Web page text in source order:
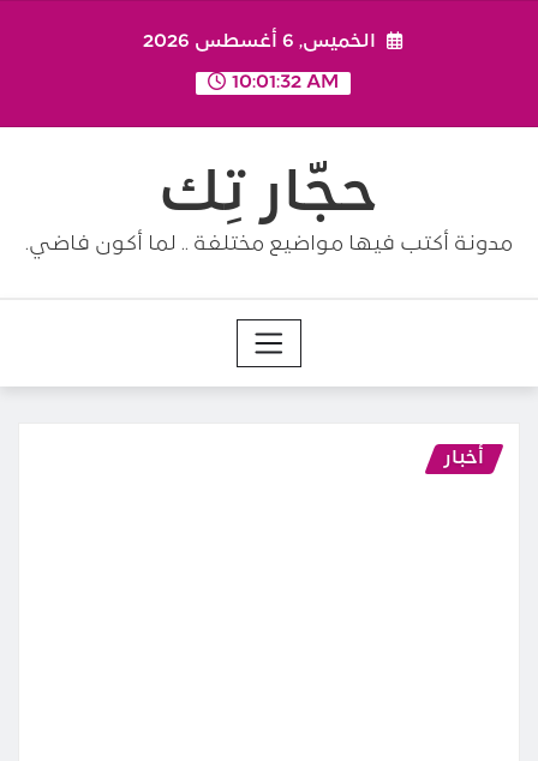
الخميس, 6 أغسطس 2026
10:01:34 AM
حجّار تِك
مدونة أكتب فيها مواضيع مختلفة .. لما أكون فاضي.
أخبار